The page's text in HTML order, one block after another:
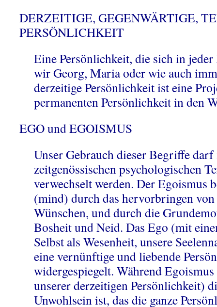
DERZEITIGE, GEGENWÄRTIGE,
PERSÖNLICHKEIT
Eine Persönlichkeit, die sich in
wir Georg, Maria oder wie auch
derzeitige Persönlichkeit ist eine
permanenten Persönlichkeit in den
EGO und EGOISMUS
Unser Gebrauch dieser Begriffe
zeitgenössischen psychologischen
verwechselt werden. Der Egoismus
(mind) durch das hervorbringen von
Wünschen, und durch die
Bosheit und Neid. Das Ego (mit
Selbst als Wesenheit, unsere
eine vernünftige und liebende
widergespiegelt. Während
unserer derzeitigen Persönlichkeit)
Unwohlsein ist, das die ganze